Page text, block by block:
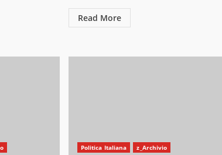
Read More
Politica Italiana z_Archivio